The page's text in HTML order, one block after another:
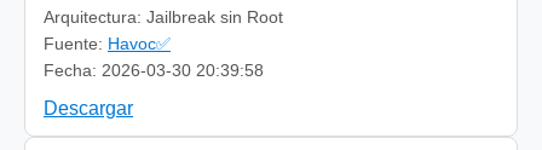
Arquitectura: Jailbreak sin Root
Fuente: Havoc✅
Fecha: 2026-03-30 20:39:58
Descargar